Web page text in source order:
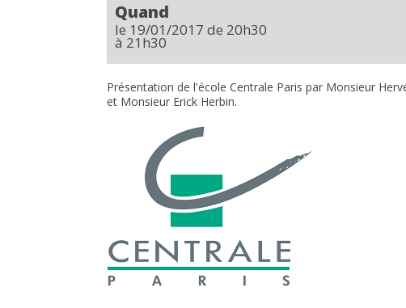
Quand
le 19/01/2017 de 20h30
à 21h30
Présentation de l'école Centrale Paris par Monsieur
et Monsieur Erick Herbin.